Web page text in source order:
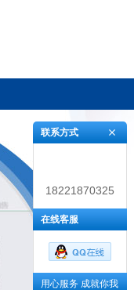
联系方式
18221870325
在线客服
用心服务 成就你我